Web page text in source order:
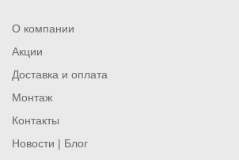
О компании
Акции
Доставка и оплата
Монтаж
Контакты
Новости | Блог